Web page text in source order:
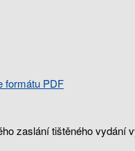
formátu PDF
zaslání tištěného vydání